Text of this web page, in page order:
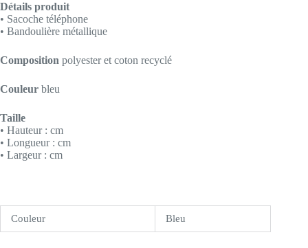
Détails produit
• Sacoche téléphone
• Bandoulière métallique
Composition polyester et coton recyclé
Couleur bleu
Taille
• Hauteur : cm
• Longueur : cm
• Largeur : cm
Couleur Bleu